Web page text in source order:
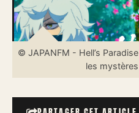
© JAPANFM - Hell’s
les